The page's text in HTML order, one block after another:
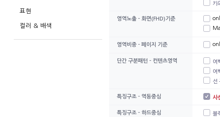
표현
컬러 & 배색
카
영역노출 - 화면(FHD)기준
영역비중 - 페이지 기준
단간 구분패턴 - 컨텐츠영역
여
여
선
특징구조 - 역동중심 사
특징구조 - 하드중심 블